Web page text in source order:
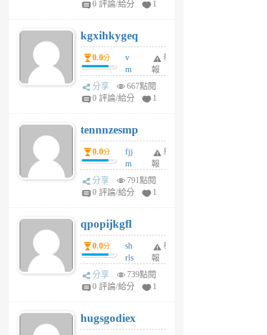
6
個
月
前
0 評論/給分 1
kgxihkygeq
0.0分
v
m
sg
sr
6
個
月
前
舉
報
分享
667點閱
0 評論/給分
1
tennnzesmp
0.0分
fjj
m
w
rs
6
個
月
前
舉
報
分享
791點閱
0 評論/給分
1
qpopijkgfl
0.0分
sh
rls
k
m
6
個
舉
報
分享
739點閱
0 評論/給分
1
hugsgodiex